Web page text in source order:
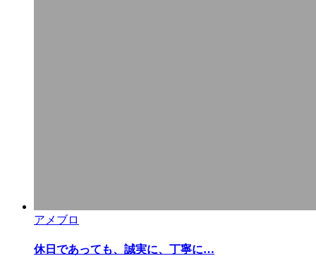
アメブロ
休日であっても、誠実に、丁寧に…